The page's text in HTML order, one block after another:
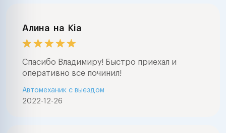
Алина на Kia
Спасибо Владимиру! Быстро приехал и
оперативно все починил!
2022-12-26
Автомеханик с выездом